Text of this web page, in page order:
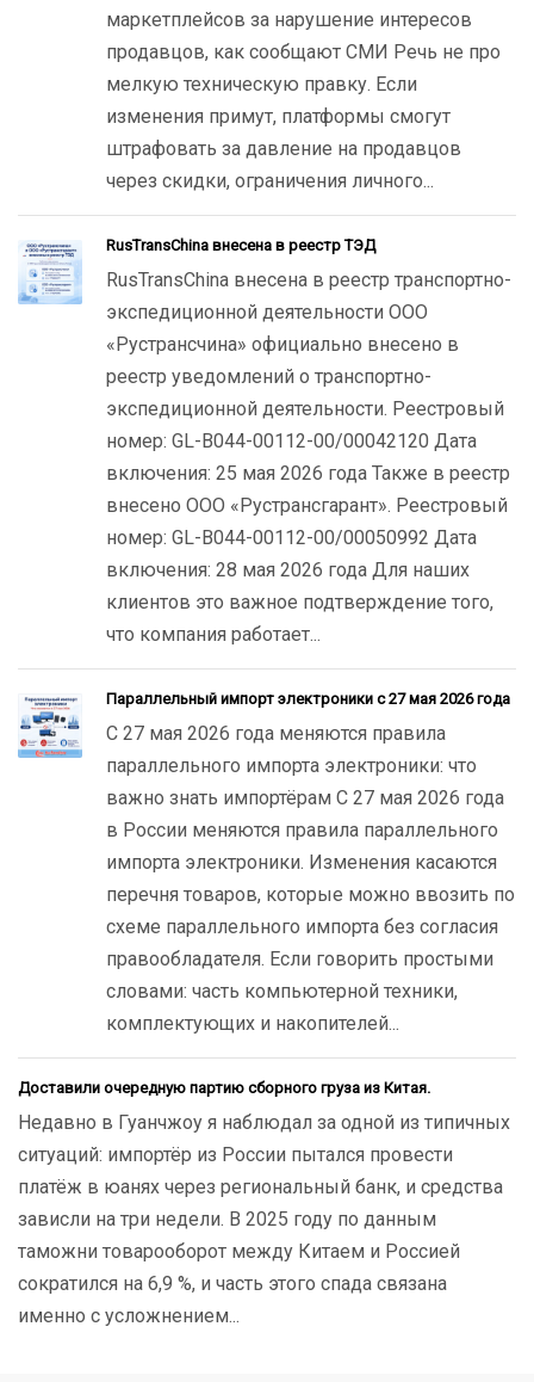
маркетплейсов за нарушение интересов
продавцов, как сообщают СМИ Речь не про
мелкую техническую правку. Если
изменения примут, платформы смогут
штрафовать за давление на продавцов
через скидки, ограничения личного...
RusTransChina внесена в реестр ТЭД
RusTransChina внесена в реестр транспортно-
экспедиционной деятельности ООО
«Рустрансчина» официально внесено в
реестр уведомлений о транспортно-
экспедиционной деятельности. Реестровый
номер: GL-B044-00112-00/00042120 Дата
включения: 25 мая 2026 года Также в реестр
внесено ООО «Рустрансгарант». Реестровый
номер: GL-B044-00112-00/00050992 Дата
включения: 28 мая 2026 года Для наших
клиентов это важное подтверждение того,
что компания работает...
Параллельный импорт электроники с 27 мая 2026 года
С 27 мая 2026 года меняются правила
параллельного импорта электроники: что
важно знать импортёрам С 27 мая 2026 года
в России меняются правила параллельного
импорта электроники. Изменения касаются
перечня товаров, которые можно ввозить по
схеме параллельного импорта без согласия
правообладателя. Если говорить простыми
словами: часть компьютерной техники,
комплектующих и накопителей...
Доставили очередную партию сборного груза из Китая.
Недавно в Гуанчжоу я наблюдал за одной из типичных
ситуаций: импортёр из России пытался провести
платёж в юанях через региональный банк, и средства
зависли на три недели. В 2025 году по данным
таможни товарооборот между Китаем и Россией
сократился на 6,9 %, и часть этого спада связана
именно с усложнением...